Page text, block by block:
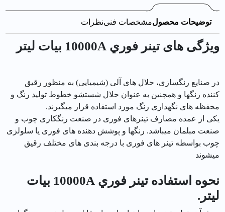
توضیحات محصولمشخصات فنینظرات
ویژگی های تينر فوري 10000A بيات ليتر
در صنایع رنگسازی، حلال های آلی (شیمیایی) به منظور رقیق
کننده رنگها و همچنین به عنوان حلال شستشو خطوط تولید رنگ و
محفظه های نگهداری رنگ مورد استفاده قرار میگیرند.
یکی از عمده مصارف تینرهای فوری در صنعت رنگکاری چوب و
صنعت مبلمان میباشد. رنگها و پوشش دهنده های فوری یا سلولزی
چوب بواسطه تینر های فوری با درجه بندی های مختلف رقیق
میشوند
نحوه استفاده تينر فوري 10000A بيات
ليتر.